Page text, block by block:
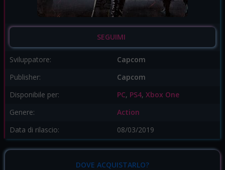
SEGUIMI
Sviluppatore:
Capcom
Publisher:
Capcom
Disponibile per:
PC, PS4, Xbox One
Genere:
Action
Data di rilascio:
08/03/2019
DOVE ACQUISTARLO?